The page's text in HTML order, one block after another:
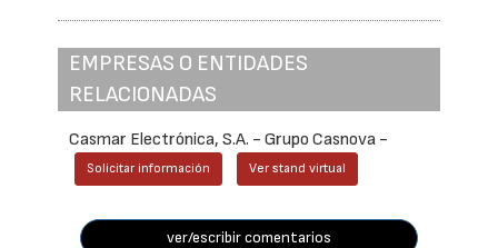
EMPRESAS O ENTIDADES
RELACIONADAS
Casmar Electrónica, S.A. - Grupo Casnova -
Solicitar información Ver stand virtual
ver/escribir comentarios